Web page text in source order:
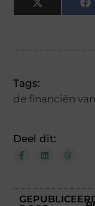
X
(Twitter)
Tags:
de financiën
Deel dit: